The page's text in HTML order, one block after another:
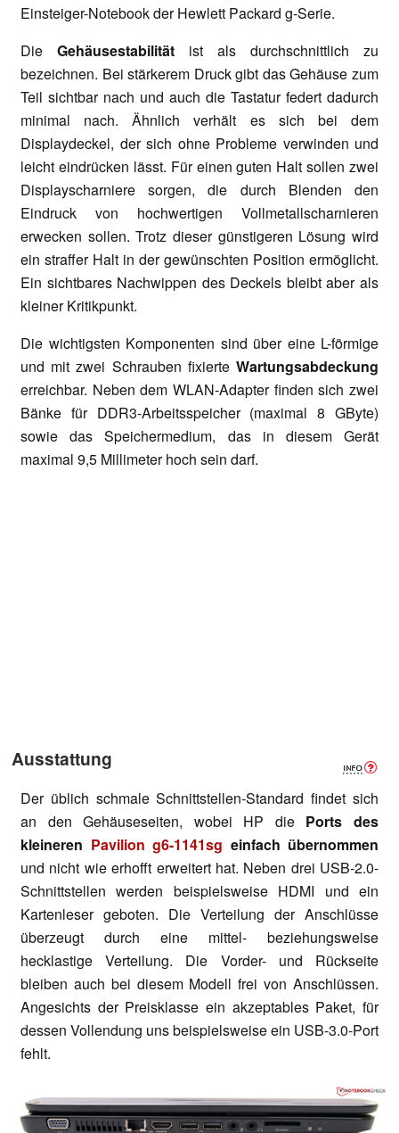
Einsteiger-Notebook der Hewlett Packard g-Serie.
Die Gehäusestabilität ist als durchschnittlich zu
bezeichnen. Bei stärkerem Druck gibt das Gehäuse zum
Teil sichtbar nach und auch die Tastatur federt dadurch
minimal nach. Ähnlich verhält es sich bei dem
Displaydeckel, der sich ohne Probleme verwinden und
leicht eindrücken lässt. Für einen guten Halt sollen zwei
Displayscharniere sorgen, die durch Blenden den
Eindruck von hochwertigen Vollmetallscharnieren
erwecken sollen. Trotz dieser günstigeren Lösung wird
ein straffer Halt in der gewünschten Position ermöglicht.
Ein sichtbares Nachwippen des Deckels bleibt aber als
kleiner Kritikpunkt.
Die wichtigsten Komponenten sind über eine L-förmige
und mit zwei Schrauben fixierte Wartungsabdeckung
erreichbar. Neben dem WLAN-Adapter finden sich zwei
Bänke für DDR3-Arbeitsspeicher (maximal 8 GByte)
sowie das Speichermedium, das in diesem Gerät
maximal 9,5 Millimeter hoch sein darf.
Ausstattung
Der üblich schmale Schnittstellen-Standard findet sich
an den Gehäuseseiten, wobei HP die Ports des
kleineren Pavilion g6-1141sg einfach übernommen
und nicht wie erhofft erweitert hat. Neben drei USB-2.0-
Schnittstellen werden beispielsweise HDMI und ein
Kartenleser geboten. Die Verteilung der Anschlüsse
überzeugt durch eine mittel- beziehungsweise
hecklastige Verteilung. Die Vorder- und Rückseite
bleiben auch bei diesem Modell frei von Anschlüssen.
Angesichts der Preisklasse ein akzeptables Paket, für
dessen Vollendung uns beispielsweise ein USB-3.0-Port
fehlt.